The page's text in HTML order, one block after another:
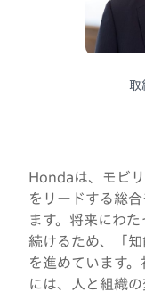
取
Hondaは、モビ
をリードする総
ます。将来にわ
続けるため、「
を進めています
には、人と組織の